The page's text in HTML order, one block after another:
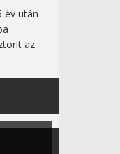
év után
az